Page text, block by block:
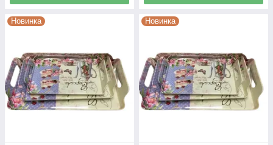
Новинка Новинка